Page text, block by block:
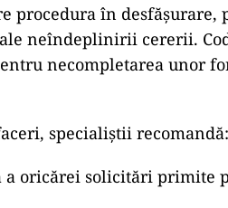
procedura în
neîndeplinirii cererii.
necompletarea unor
specialiștii recomandă:
a oricărei solicitări primite